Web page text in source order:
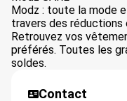
Modz : toute la mode
travers des réductions
Retrouvez vos
préférés. Toutes les
soldes.
Contact